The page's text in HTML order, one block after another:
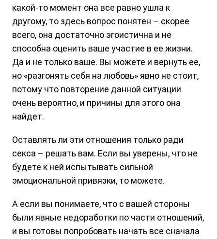
какой-то момент она все равно ушла к
другому, то здесь вопрос понятен – скорее
всего, она достаточно эгоистична и не
способна оценить ваше участие в ее жизни.
Да и не только ваше. Вы можете и вернуть ее,
но «разгонять себя на любовь» явно не стоит,
потому что повторение данной ситуации
очень вероятно, и причины для этого она
найдет.
Оставлять ли эти отношения только ради
секса – решать вам. Если вы уверены, что не
будете к ней испытывать сильной
эмоциональной привязки, то можете.
А если вы понимаете, что с вашей стороны
были явные недоработки по части отношений,
и вы готовы попробовать начать все сначала